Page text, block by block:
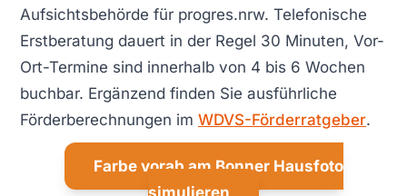
Aufsichtsbehörde für progres.nrw. Telefonische
Erstberatung dauert in der Regel 30 Minuten, Vor-
Ort-Termine sind innerhalb von 4 bis 6 Wochen
buchbar. Ergänzend finden Sie ausführliche
Förderberechnungen im WDVS-Förderratgeber.
Farbe vorab am Bonner Hausfoto
simulieren